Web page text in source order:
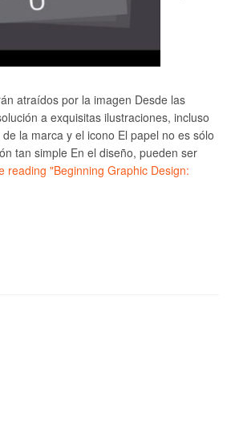
atraídos por la imagen Desde las
a exquisitas ilustraciones, incluso
la marca y el icono El papel no es sólo
tan simple En el diseño, pueden ser
reading "Beginning Graphic Design: